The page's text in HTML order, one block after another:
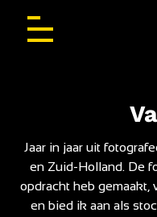
Jaar in jaar uit
en Zuid-Holland. De
opdracht heb gemaakt,
en bied ik aan als